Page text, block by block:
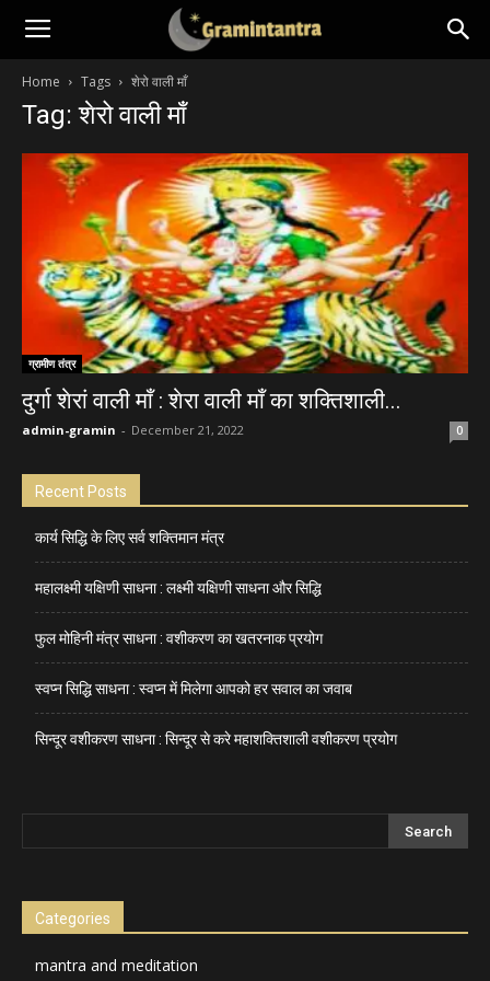
Home Tags शेरो वाली माँ
Tag: शेरो वाली माँ
ग्रामीण तंत्र
दुर्गा शेरां वाली माँ : शेरा वाली माँ का शक्तिशाली...
admin-gramin - December 21, 2022 0
Recent Posts
कार्य सिद्धि के लिए सर्व शक्तिमान मंत्र
महालक्ष्मी यक्षिणी साधना : लक्ष्मी यक्षिणी साधना और सिद्धि
फुल मोहिनी मंत्र साधना : वशीकरण का खतरनाक प्रयोग
स्वप्न सिद्धि साधना : स्वप्न में मिलेगा आपको हर सवाल का जवाब
सिन्दूर वशीकरण साधना : सिन्दूर से करे महाशक्तिशाली वशीकरण प्रयोग
Categories
mantra and meditation